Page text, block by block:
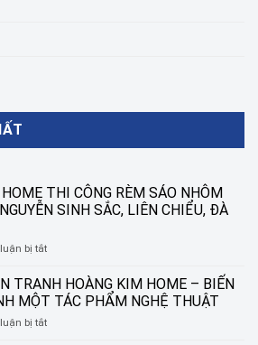
THI CÔNG RÈM SÁO NHÔM
SINH SẮC, LIÊN CHIỂU, ĐÀ
bị tắtở
KIM
HOME
THI
CÔNG
TRANH HOÀNG KIM HOME – BIẾN
MỘT TÁC PHẨM NGHỆ THUẬT
bị tắtở